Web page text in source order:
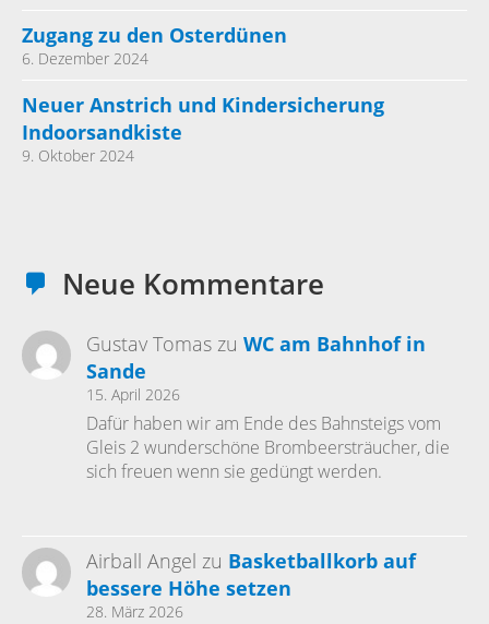
Zugang zu den Osterdünen
6. Dezember 2024
Neuer Anstrich und Kindersicherung
Indoorsandkiste
9. Oktober 2024
Neue Kommentare
Gustav Tomaszu WC am Bahnhof in
Sande
15. April 2026
Dafür haben wir am Ende des Bahnsteigs vom
Gleis 2 wunderschöne Brombeersträucher, die
sich freuen wenn sie gedüngt werden.
Airball Angel zu Basketballkorb auf
bessere Höhe setzen
28. März 2026